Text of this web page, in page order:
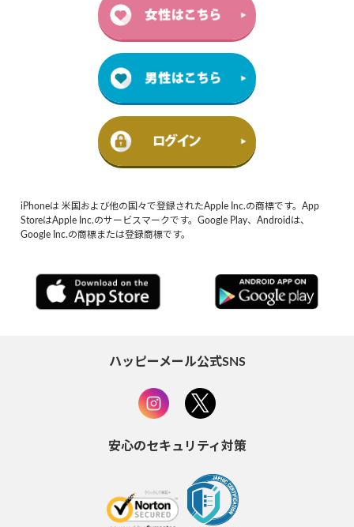
iPhoneは 米国および他の国々で登録されたApple Inc.の商標です。App
StoreはApple Inc.のサービスマークです。Google Play、Androidは、
Google Inc.の商標または登録商標です。
ハッピーメール公式SNS
安心のセキュリティ対策